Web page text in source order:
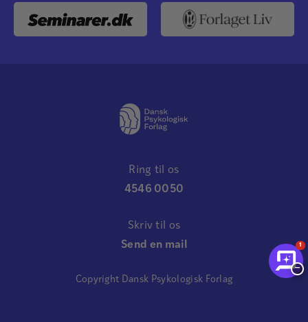
Ring til os
4546 0050
Skriv til os
Send en mail
Copyright Dansk Psykologisk Forlag
1
−